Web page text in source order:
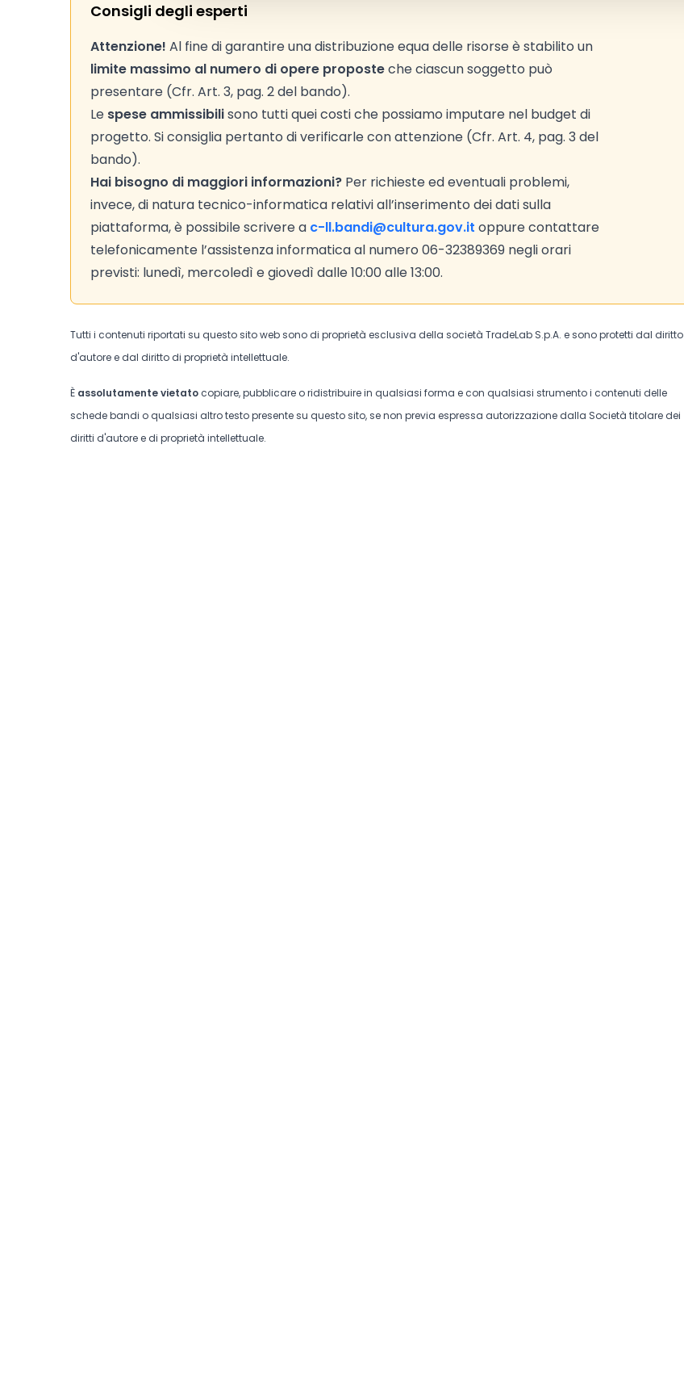
Consigli degli esperti
Attenzione! Al fine di garantire una distribuzione equa delle risorse è stabilito un
limite massimo al numero di opere proposteche ciascun soggetto può
presentare (Cfr. Art. 3, pag. 2 del bando).
Le spese ammissibilisono tutti quei costi che possiamo imputare nel budget di
progetto. Si consiglia pertanto di verificarle con attenzione (Cfr. Art. 4, pag. 3 del
bando).
Hai bisogno di maggiori informazioni? Per richieste ed eventuali problemi,
invece, di natura tecnico-informatica relativi all’inserimento dei dati sulla
piattaforma, è possibile scrivere a c-ll.bandi@cultura.gov.it oppure contattare
telefonicamente l’assistenza informatica al numero 06-32389369 negli orari
previsti: lunedì, mercoledì e giovedì dalle 10:00 alle 13:00.
Tutti i contenuti riportati su questo sito web sono di proprietà esclusiva della società TradeLab S.p.A. e sono protetti dal diritto
d'autore e dal diritto di proprietà intellettuale.
È assolutamente vietato copiare, pubblicare o ridistribuire in qualsiasi forma e con qualsiasi strumento i contenuti delle
schede bandi o qualsiasi altro testo presente su questo sito, se non previa espressa autorizzazione dalla Società titolare dei
diritti d'autore e di proprietà intellettuale.